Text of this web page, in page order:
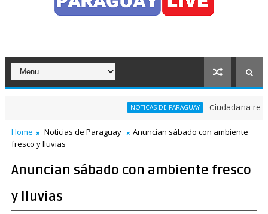
NOTICAS DE PARAGUAY Ciudadana
el tránsito en pleno Puente de la Amistad
Home Noticias de Paraguay
Anuncian sábado con ambiente
fresco y lluvias
Anuncian sábado con ambiente fresco
y lluvias